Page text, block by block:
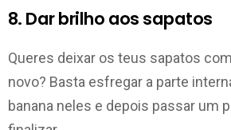
8. Dar brilho aos sapatos
Queres deixar os teus sapatos
novo? Basta esfregar a parte
banana neles e depois passar um